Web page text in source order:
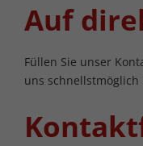
Auf
Füllen Sie unser
uns schnellstmöglich